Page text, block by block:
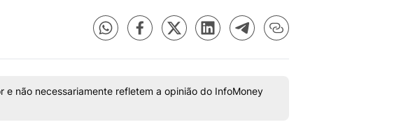
não necessariamente refletem a opinião do InfoMoney